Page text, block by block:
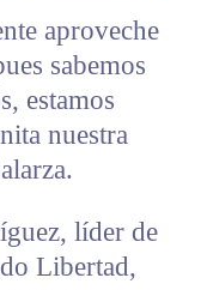
aproveche
sabemos
estamos
nuestra
líder de
Libertad,